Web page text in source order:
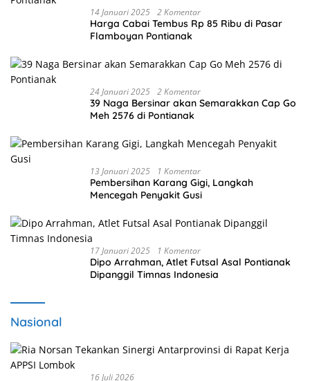
14 Januari 2025 2 Komentar
Harga Cabai Tembus Rp 85 Ribu di Pasar
Flamboyan Pontianak
24 Januari 2025 2 Komentar
39 Naga Bersinar akan Semarakkan Cap Go
Meh 2576 di Pontianak
13 Januari 2025 1 Komentar
Pembersihan Karang Gigi, Langkah
Mencegah Penyakit Gusi
17 Januari 2025 1 Komentar
Dipo Arrahman, Atlet Futsal Asal Pontianak
Dipanggil Timnas Indonesia
Nasional
16 Juli 2026